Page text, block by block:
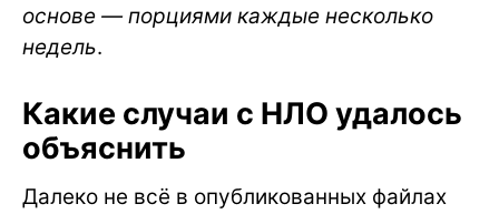
основе — порциями каждые несколько
недель.
Какие случаи с НЛО удалось
объяснить
Далеко не всё в опубликованных файлах